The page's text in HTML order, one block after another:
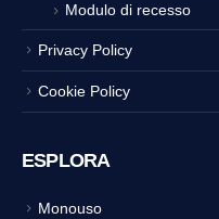
Modulo di recesso
Privacy Policy
Cookie Policy
ESPLORA
Monouso